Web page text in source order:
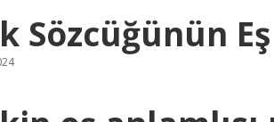
Sözcüğünün